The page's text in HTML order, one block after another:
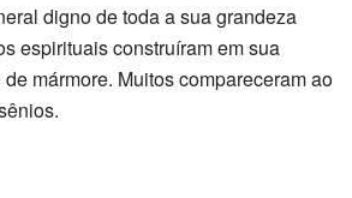
digno de toda a sua grandeza
espirituais construíram em sua
mármore. Muitos compareceram ao